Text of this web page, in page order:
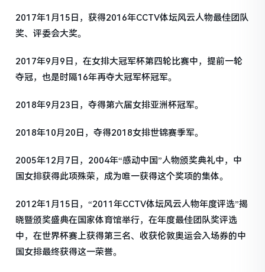
2017年1月15日，获得2016年CCTV体坛风云人物最佳团队
奖、评委会大奖。
2017年9月9日，在女排大冠军杯第四轮比赛中，提前一轮
夺冠，也是时隔16年再夺大冠军杯冠军。
2018年9月23日，夺得第六届女排亚洲杯冠军。
2018年10月20日，夺得2018女排世锦赛季军。
2005年12月7日，2004年“感动中国”人物颁奖典礼中，中
国女排获得此项殊荣，成为唯一获得这个奖项的集体。
2012年1月15日，“2011年CCTV体坛风云人物年度评选”揭
晓暨颁奖盛典在国家体育馆举行，在年度最佳团队奖评选
中，在世界杯赛上获得第三名、收获伦敦奥运会入场券的中
国女排最终获得这一荣誉。